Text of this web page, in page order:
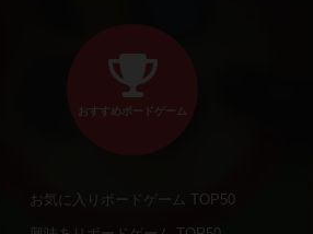
おすすめボードゲーム
お気に入りボードゲーム TOP50